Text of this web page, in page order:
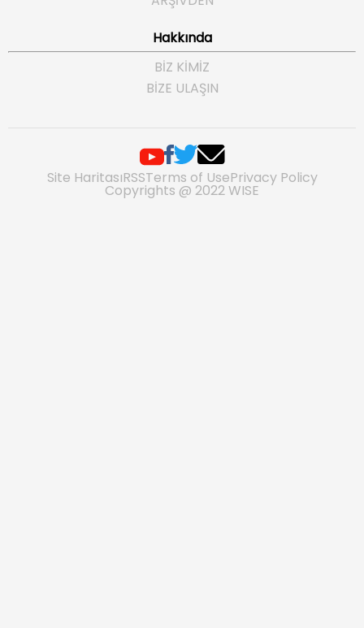
Hakkında
BIZ KIMIZ
BIZE ULAŞIN
Copyrights @ 2022 WISE
Site HaritasıRSSTerms of UsePrivacy Policy